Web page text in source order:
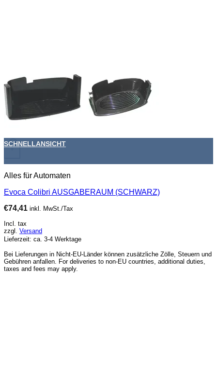
+
SCHNELLANSICHT
Alles für Automaten
Evoca Colibri AUSGABERAUM (SCHWARZ)
€74,41 inkl. MwSt./Tax
Incl. tax
zzgl. Versand
Lieferzeit: ca. 3-4 Werktage
Bei Lieferungen in Nicht-EU-Länder können zusätzliche Zölle, Steuern und
Gebühren anfallen. For deliveries to non-EU countries, additional duties,
taxes and fees may apply.